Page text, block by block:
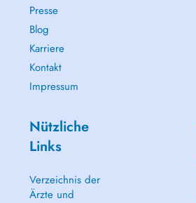
Presse
Blog
Karriere
Kontakt
Impressum
Nützliche
Links
Verzeichnis der
Ärzte und